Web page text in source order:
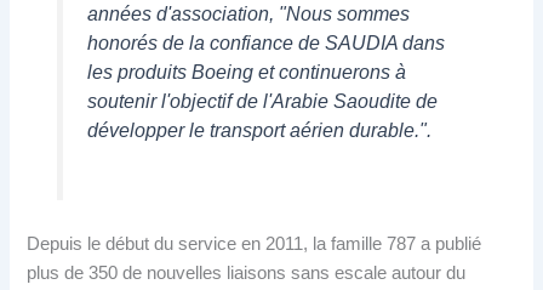
années d'association, "Nous sommes
honorés de la confiance de SAUDIA dans
les produits Boeing et continuerons à
soutenir l'objectif de l'Arabie Saoudite de
développer le transport aérien durable.".
Depuis le début du service en 2011, la famille 787 a publié
plus de 350 de nouvelles liaisons sans escale autour du